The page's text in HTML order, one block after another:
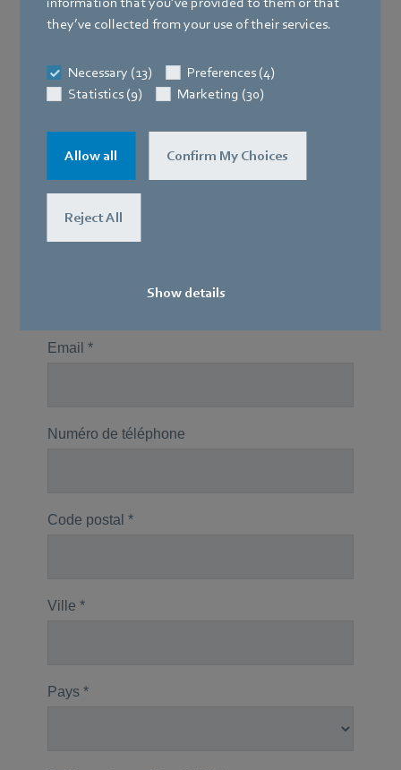
they’ve collected from your use of their services.
Necessary (13)
Preferences (4)
Statistics (9)
Marketing (30)
Allow all Confirm My Choices
Reject All
Show details